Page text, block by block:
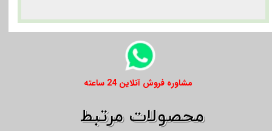
​​مشاوره فروش آنلاین 24 ساعته
​​محصولات مرتبط